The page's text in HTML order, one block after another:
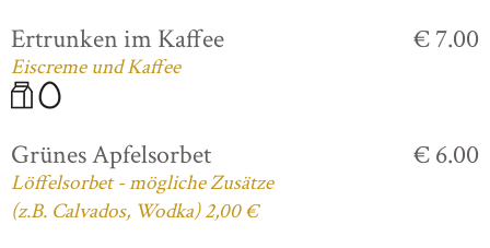
Ertrunken im Kaffee
Eiscreme und Kaffee
€ 7.00
Grünes Apfelsorbet
Löffelsorbet - mögliche Zusätze
(z.B. Calvados, Wodka) 2,00 €
€ 6.00